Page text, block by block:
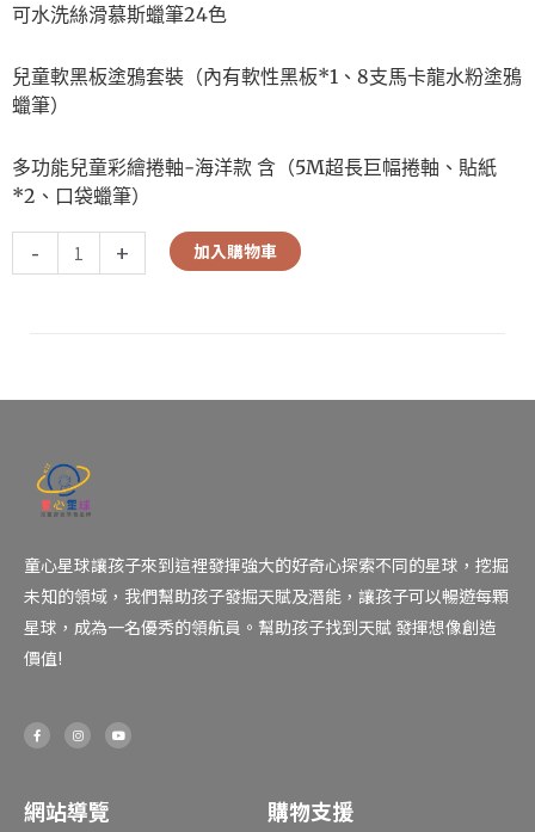
可水洗絲滑慕斯蠟筆24色
兒童軟黑板塗鴉套裝（內有軟性黑板*1、8支馬卡龍水粉塗鴉
蠟筆）
多功能兒童彩繪捲軸-海洋款 含（5M超長巨幅捲軸、貼紙
*2、口袋蠟筆）
- + 加入購物車
童心星球讓孩子來到這裡發揮強大的好奇心探索不同的星球，挖掘
未知的領域，我們幫助孩子發掘天賦及潛能，讓孩子可以暢遊每顆
星球，成為一名優秀的領航員。幫助孩子找到天賦 發揮想像創造
價值!
F
a
c
k
-
I
n
s
a
m
Y
o
u
網站導覽 購物支援